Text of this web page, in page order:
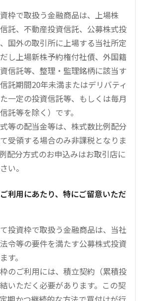
枠で取扱う金融商品は、上場株
託、不動産投資信託、公募株式投
国外の取引所に上場する当社所定
し上場新株予約権付社債、外国籍
信託等、整理・監理銘柄に該当す
託期間20年未満またはデリバティ
一定の投資信託等、もしくは毎月
託等を除く）です。
等の配当金等は、株式数比例配分
受領する場合のみ非課税となりま
配分方式のお申込みはお取引店に
い。
利用にあたり、特にご留意いただ
投資枠で取扱う金融商品は、当社
令等の要件を満たす公募株式投資
す。
のご利用には、積立契約（累積投
いただく必要があります。この契